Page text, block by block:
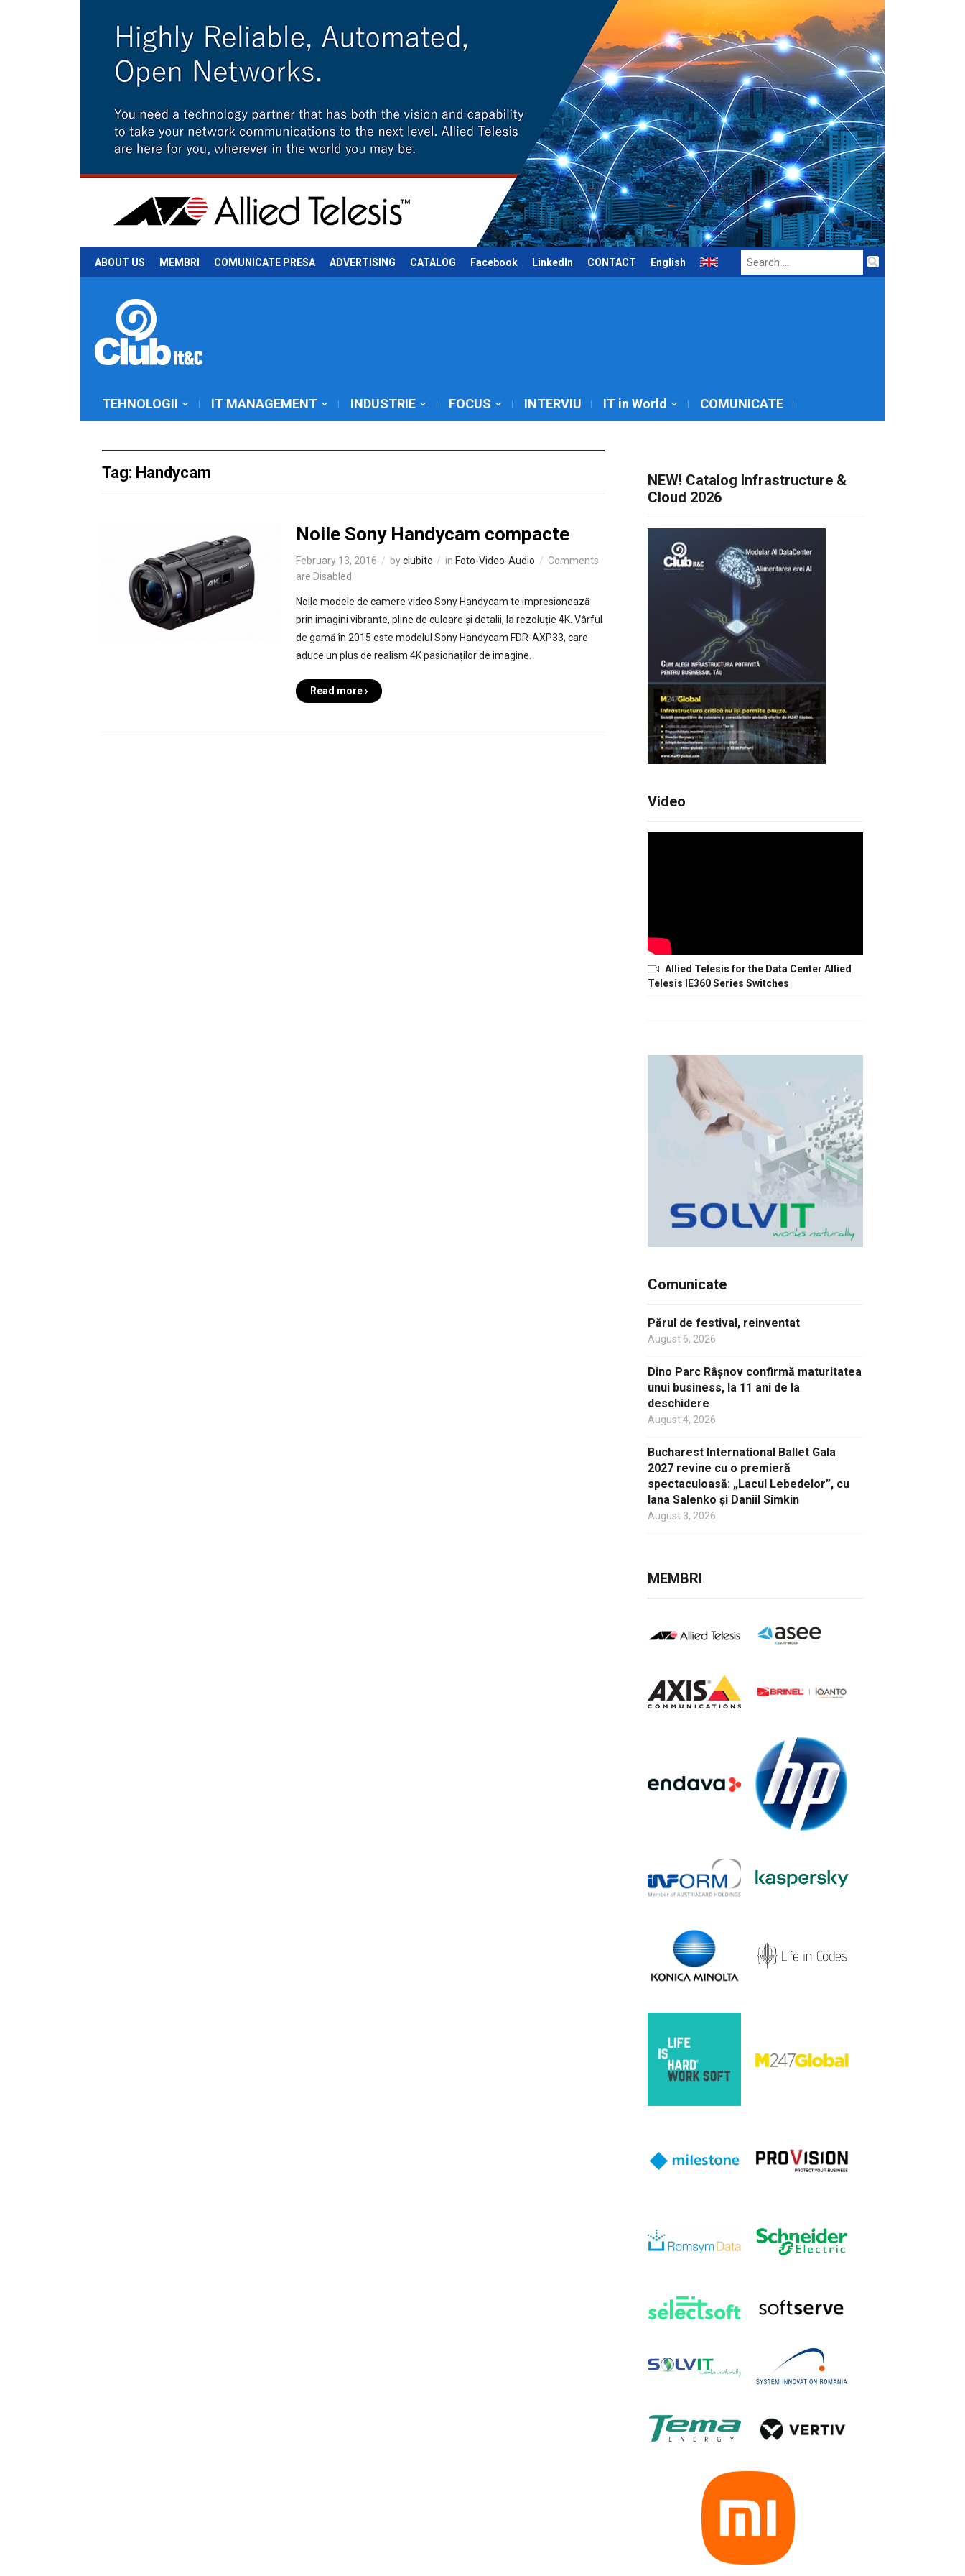
ABOUT US MEMBRI COMUNICATE PRESA ADVERTISING CATALOG Facebook LinkedIn CONTACT English
Search
for:
TEHNOLOGII IT MANAGEMENT INDUSTRIE FOCUS INTERVIU IT in World COMUNICATE
Tag: Handycam
Noile Sony Handycam compacte
February 13, 2016 byclubitc in Foto-Video-Audio
Comments
are Disabled
Noile modele de camere video Sony Handycam te impresionează
prin imagini vibrante, pline de culoare și detalii, la rezoluție 4K. Vârful
de gamă în 2015 este modelul Sony Handycam FDR-AXP33, care
aduce un plus de realism 4K pasionaților de imagine.
Read more ›
NEW! Catalog Infrastructure &
Cloud 2026
Video
Allied Telesis for the Data Center Allied
Telesis IE360 Series Switches
Comunicate
Părul de festival, reinventat
August 6, 2026
Dino Parc Râșnov confirmă maturitatea
unui business, la 11 ani de la
deschidere
August 4, 2026
Bucharest International Ballet Gala
2027 revine cu o premieră
spectaculoasă: „Lacul Lebedelor”, cu
Iana Salenko și Daniil Simkin
August 3, 2026
MEMBRI